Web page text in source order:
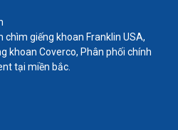
thống sục khí thích hợp,
tính toán. Các yêu cầu về
hưởng bởi các thành phần
nhiệt độ, áp suất của
thiết bị mà nhà máy
giếng khoan Franklin USA,
khoan Coverco, Phân phối chính
tại miền bắc.